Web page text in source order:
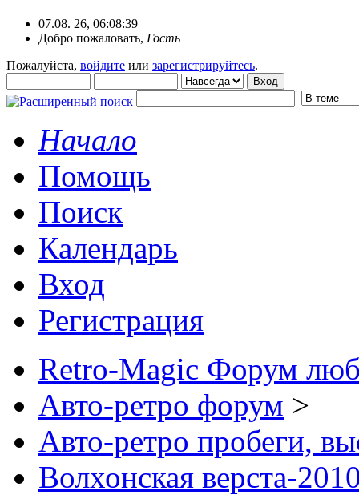
07.08. 26, 06:08:39
Добро пожаловать, Гость
Пожалуйста, войдите или зарегистрируйтесь.
Начало
Помощь
Поиск
Календарь
Вход
Регистрация
Retro-Magic Форум
Авто-ретро форум >
Авто-ретро пробеги,
Волхонская верста-